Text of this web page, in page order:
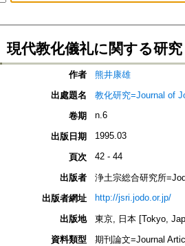
現代教化儀礼に関する研
作者
熊井康雄
出處題名
教化研究=Journal of
卷期
n.6
出版日期 1995.03
頁次 42 - 44
出版者
浄土宗総合研究所
出版者網址
http://jsri.jodo.or.jp/
出版地
東京, 日本 [Tokyo,
資料類型
期刊論文=Journal